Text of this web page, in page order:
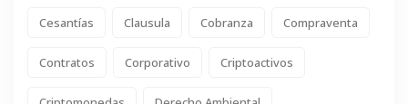
Cesantías Clausula Cobranza Compraventa
Contratos Corporativo Criptoactivos